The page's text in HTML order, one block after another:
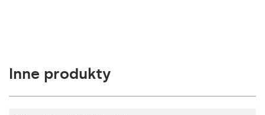
Inne produkty